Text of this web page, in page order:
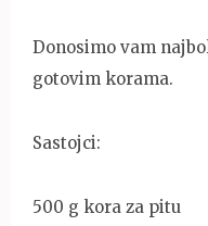
Donosimo vam
gotovim korama.
Sastojci:
500 g kora za pitu